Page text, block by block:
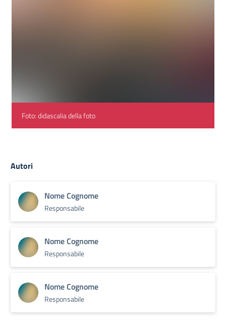
Foto: didascalia della foto
Autori
Nome Cognome
Responsabile
Nome Cognome
Responsabile
Nome Cognome
Responsabile